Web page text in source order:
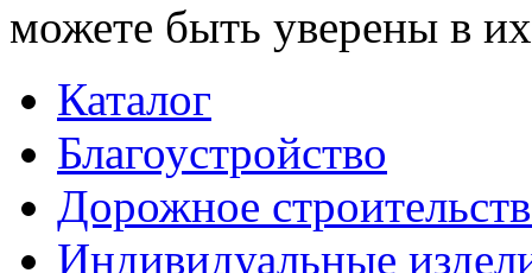
можете быть уверены в их
Каталог
Благоустройство
Дорожное
Индивидуальные